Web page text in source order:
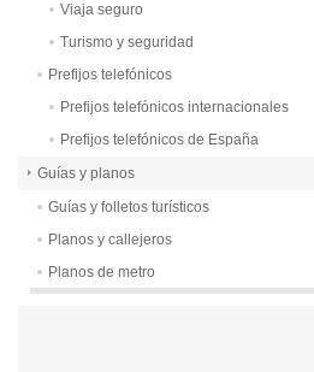
Viaja seguro
Turismo y seguridad
Prefijos telefónicos
Prefijos telefónicos internacionales
Prefijos telefónicos de España
Guías y planos
Guías y folletos turísticos
Planos y callejeros
Planos de metro